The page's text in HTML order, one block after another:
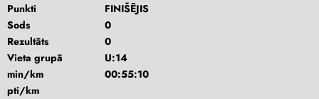
Punkti
FINIŠĒJIS
Sods
0
Rezultāts
0
Vieta grupā
U:14
min/km
00:55:10
pti/km